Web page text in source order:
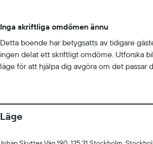
Inga skriftliga omdömen ännu
Detta boende har betygsatts av tidigare
ingen delat ett skriftligt omdöme. Utforska
läge för att hjälpa dig avgöra om det passar
Läge